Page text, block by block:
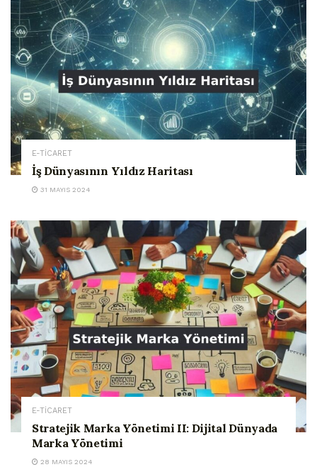
E-TİCARET
İş Dünyasının Yıldız Haritası
31 MAYIS 2024
E-TİCARET
Stratejik Marka Yönetimi II: Dijital Dünyada
Marka Yönetimi
28 MAYIS 2024